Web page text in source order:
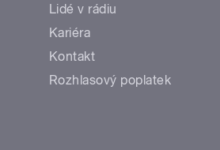
Lidé v rádiu
Kariéra
Kontakt
Rozhlasový poplatek